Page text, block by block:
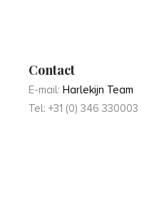
Contact
E-mail: Harlekijn Team
Tel: +31 (0) 346 330003